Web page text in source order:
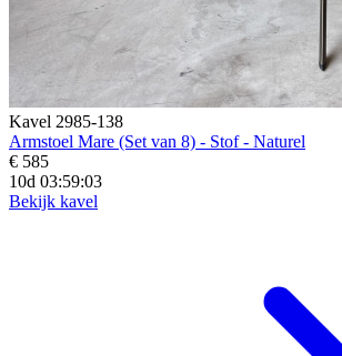
Kavel 2985-138
Armstoel Mare (Set van 8) - Stof - Naturel
€ 585
10d 03:59:01
Bekijk kavel